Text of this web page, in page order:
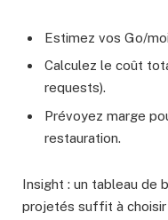
Estimez vos Go/
Calculez le coût
requests).
Prévoyez marge
restauration.
Insight : un tableau de
projetés suffit à